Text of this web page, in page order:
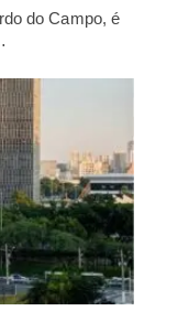
do Campo, é